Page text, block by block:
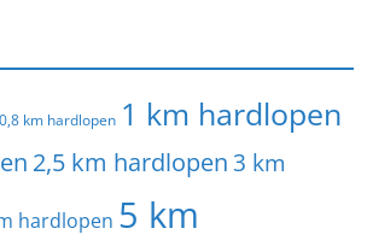
0,8 km hardlopen 1 km hardlopen
2,5 km hardlopen 3 km
hardlopen 5 km